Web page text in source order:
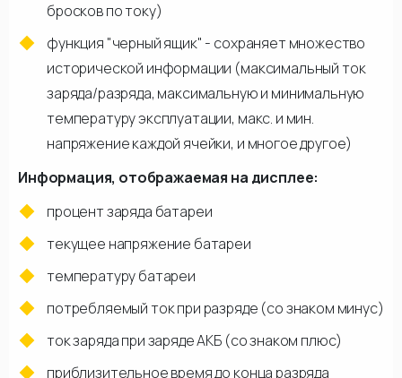
бросков по току)
функция "черный ящик" - сохраняет множество
исторической информации (максимальный ток
заряда/разряда, максимальную и минимальную
температуру эксплуатации, макс. и мин.
напряжение каждой ячейки, и многое другое)
Информация, отображаемая на дисплее:
процент заряда батареи
текущее напряжение батареи
температуру батареи
потребляемый ток при разряде (со знаком минус)
ток заряда при заряде АКБ (со знаком плюс)
приблизительное время до конца разряда